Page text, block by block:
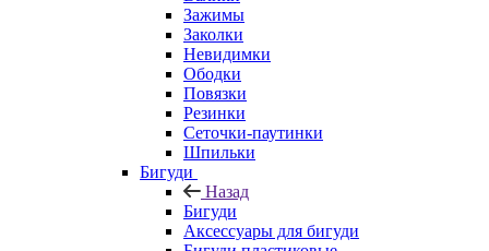
Зажимы
Заколки
Невидимки
Ободки
Повязки
Резинки
Сеточки-паутинки
Шпильки
Бигуди
Назад
Бигуди
Аксессуары для бигуди